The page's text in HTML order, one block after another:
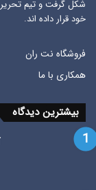
شکل گرفت و تیم
خود قرار داده اند.
فروشگاه نت ران
همکاری با ما
بیشترین دیدگاه